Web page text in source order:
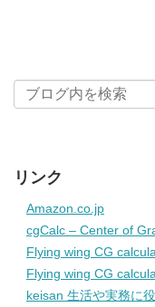
リンク
Amazon.co.jp
cgCalc – Center of
Flying wing CG
Flying wing CG
keisan 生活や実務に